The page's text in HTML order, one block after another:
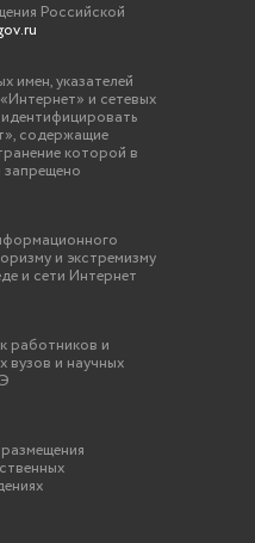
Российской
имен, указателей
и сетевых
содержащие
которой в
и экстремизму
и сети Интернет
работников и
вузов и научных